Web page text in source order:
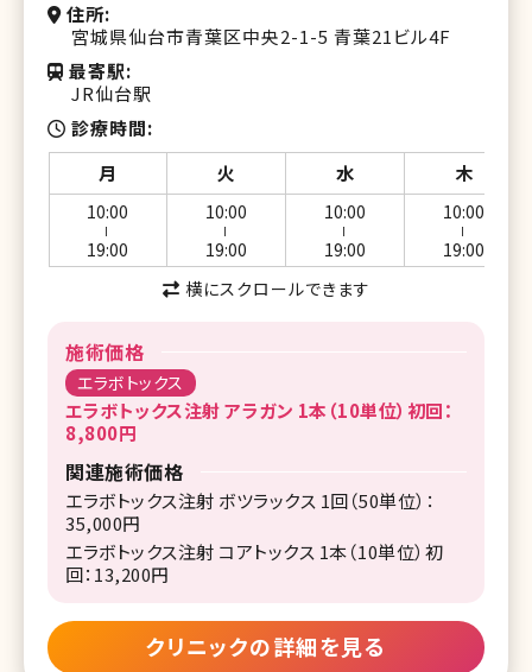
住所
宮城県仙台市青葉区中央2-1-5 青葉21ビル4F
最寄駅
JR仙台駅
診療時間
月
火 水 木
10:00
19:00
10:00
19:00
10:00
19:00
10:00
19:00
横にスクロールできます
施術価格
エラボトックス
エラボトックス注射 アラガン 1本（10単位）初回：
8,800円
関連施術価格
エラボトックス注射 ボツラックス 1回（50単位）：
35,000円
エラボトックス注射 コアトックス 1本（10単位）初
回：13,200円
クリニックの詳細を見る